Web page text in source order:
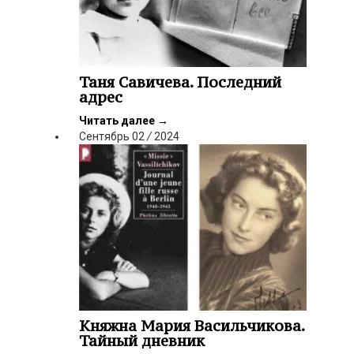
Таня Савичева. Последний
адрес
Читать далее →
Сентябрь 02/2024
Княжна Мария Васильчикова.
Тайный дневник